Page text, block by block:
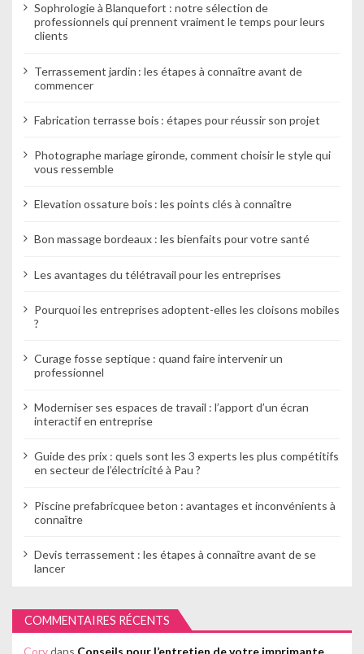
Sophrologie à Blanquefort : notre sélection de
professionnels qui prennent vraiment le temps pour leurs
clients
Terrassement jardin : les étapes à connaître avant de
commencer
Fabrication terrasse bois : étapes pour réussir son projet
Photographe mariage gironde, comment choisir le style qui
vous ressemble
Elevation ossature bois : les points clés à connaître
Bon massage bordeaux : les bienfaits pour votre santé
Les avantages du télétravail pour les entreprises
Pourquoi les entreprises adoptent-elles les cloisons mobiles
?
Curage fosse septique : quand faire intervenir un
professionnel
Moderniser ses espaces de travail : l’apport d’un écran
interactif en entreprise
Guide des prix : quels sont les 3 experts les plus compétitifs
en secteur de l’électricité à Pau ?
Piscine prefabricquee beton : avantages et inconvénients à
connaître
Devis terrassement : les étapes à connaître avant de se
lancer
COMMENTAIRES RÉCENTS
Corydans Conseils pour l’entretien de votre imprimante